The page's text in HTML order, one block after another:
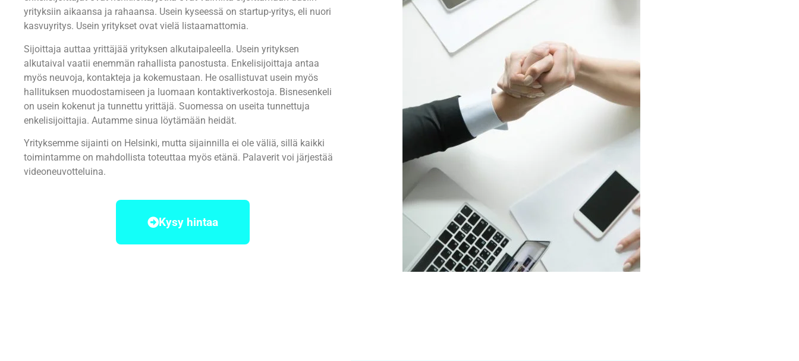
yrityksiin aikaansa ja rahaansa. Usein kyseessä on startup-yritys, eli nuori
kasvuyritys. Usein yritykset ovat vielä listaamattomia.
Sijoittaja auttaa yrittäjää yrityksen alkutaipaleella. Usein yrityksen
alkutaival vaatii enemmän rahallista panostusta. Enkelisijoittaja antaa
myös neuvoja, kontakteja ja kokemustaan. He osallistuvat usein myös
hallituksen muodostamiseen ja luomaan kontaktiverkostoja. Bisnesenkeli
on usein kokenut ja tunnettu yrittäjä. Suomessa on useita tunnettuja
enkelisijoittajia. Autamme sinua löytämään heidät.
Yrityksemme sijainti on Helsinki, mutta sijainnilla ei ole väliä, sillä kaikki
toimintamme on mahdollista toteuttaa myös etänä. Palaverit voi järjestää
videoneuvotteluina.
Kysy hintaa